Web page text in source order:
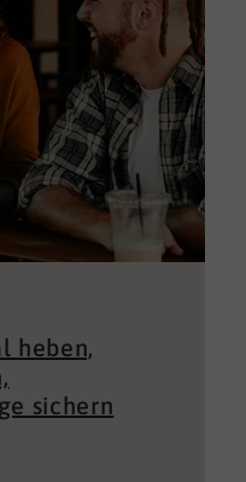
heben,
sichern